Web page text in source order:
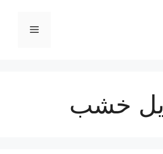
القائمة
خشب